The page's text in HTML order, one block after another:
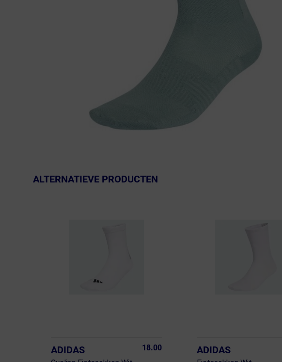
ALTERNATIEVE PRODUCTEN
ADIDAS 18.00 ADIDAS